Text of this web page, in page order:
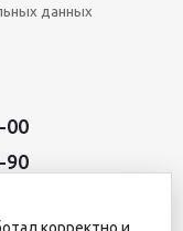
данных
00
90